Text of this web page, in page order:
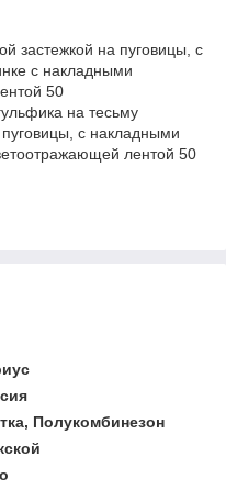
застежкой на пуговицы, с
с накладными
50
на тесьму
с накладными
лентой 50
Полукомбинезон